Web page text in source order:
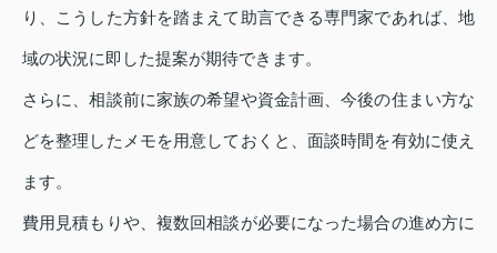
り、こうした方針を踏まえて助言できる専門家であれば、地
域の状況に即した提案が期待できます。
さらに、相談前に家族の希望や資金計画、今後の住まい方な
どを整理したメモを用意しておくと、面談時間を有効に使え
ます。
費用見積もりや、複数回相談が必要になった場合の進め方に